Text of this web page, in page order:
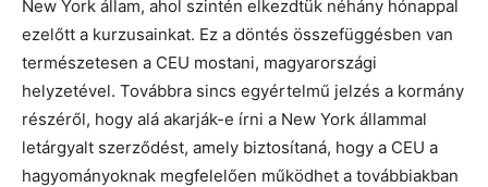
New York állam, ahol szintén elkezdtük néhány hónappal
ezelőtt a kurzusainkat. Ez a döntés összefüggésben van
természetesen a CEU mostani, magyarországi
helyzetével. Továbbra sincs egyértelmű jelzés a kormány
részéről, hogy alá akarják-e írni a New York állammal
letárgyalt szerződést, amely biztosítaná, hogy a CEU a
hagyományoknak megfelelően működhet a továbbiakban